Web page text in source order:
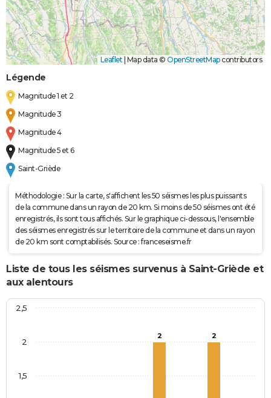
Leaflet | Map data © OpenStreetMapcontributors
Légende
Magnitude 1 et 2
Magnitude 3
Magnitude 4
Magnitude 5 et 6
Saint-Griède
Méthodologie : Sur la carte, s'affichent les 50 séismes les plus puissants
de la commune dans un rayon de 20 km. Si moins de 50 séismes ont été
enregistrés, ils sont tous affichés. Sur le graphique ci-dessous, l'ensemble
des séismes enregistrés sur le territoire de la commune et dans un rayon
de 20 km sont comptabilisés. Source : franceseisme.fr
Liste de tous les séismes survenus à Saint-Griède et
aux alentours
2 2
1,5
2
2,5